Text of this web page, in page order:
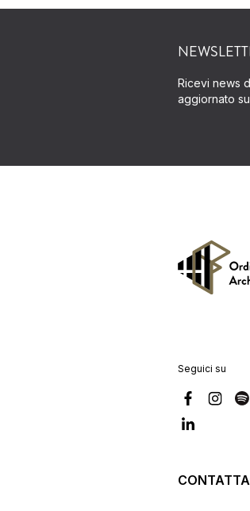
Ricevi news
aggiornato
Seguici su